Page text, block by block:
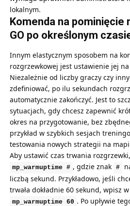
lokalnym.
Komenda na pominięcie
GO po określonym
Innym elastycznym sposobem na
rozgrzewkowej jest ustawienie jej
Niezależnie od liczby graczy czy
zdefiniować, po ilu sekundach
automatycznie zakończyć. Jest to
sytuacjach, gdy chcesz zapewnić
okres na przygotowanie, bez
przykład w szybkich sesjach
testowania nowych strategii na
Aby ustawić czas trwania
mp_warmuptime # , gdzie znak #
liczbą sekund. Przykładowo, jeśli
trwała dokładnie 60 sekund, wpisz
mp_warmuptime 60 . Po upływie